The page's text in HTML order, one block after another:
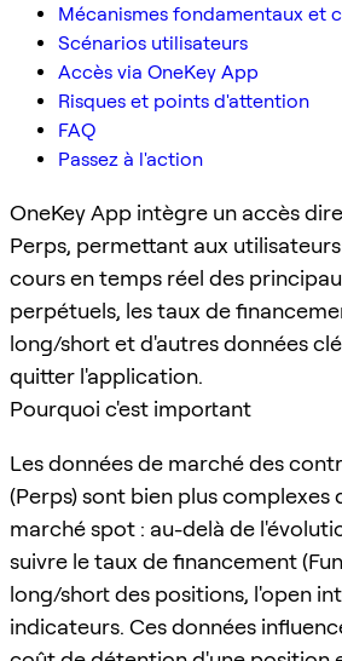
Mécanismes fondamentaux et
Scénarios utilisateurs
Accès via OneKey App
Risques et points d'attention
FAQ
Passez à l'action
OneKey App intègre un accès
Perps, permettant aux
cours en temps réel des
perpétuels, les taux de
long/short et d'autres données
quitter l'application.
Pourquoi c'est important
Les données de marché des
(Perps) sont bien plus complexes
marché spot : au-delà de
suivre le taux de financement
long/short des positions, l'open
indicateurs. Ces données